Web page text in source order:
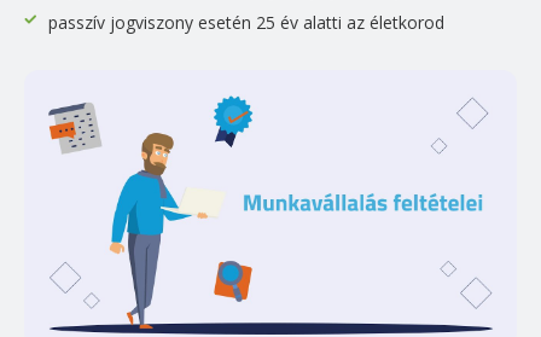
passzív jogviszony esetén 25 év alatti az életkorod